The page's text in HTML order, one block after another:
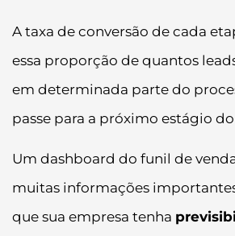
A taxa de conversão de cada
essa proporção de quantos
em determinada parte do
passe para a próximo estágio
Um dashboard do funil de
muitas informações
que sua empresa tenha